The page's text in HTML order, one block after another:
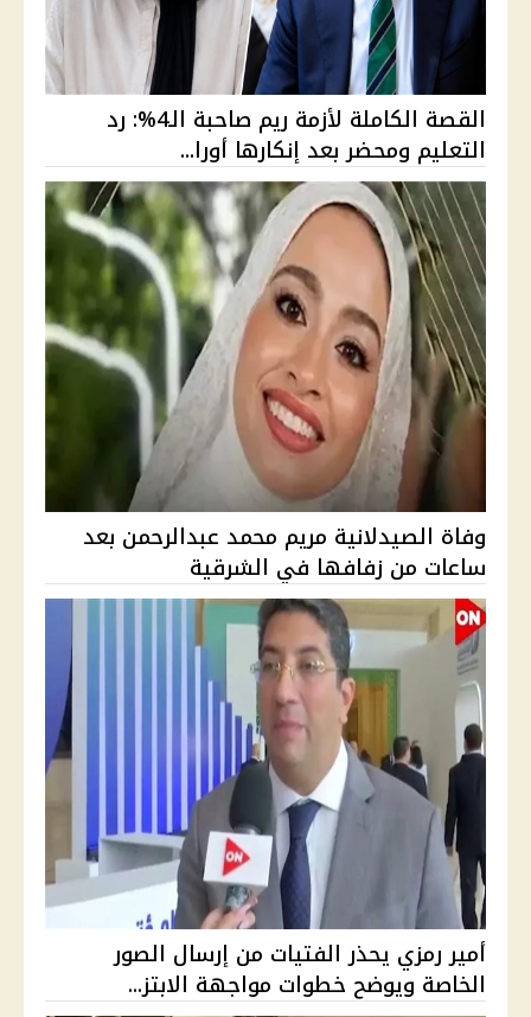
القصة الكاملة لأزمة ريم صاحبة الـ4%: رد
التعليم ومحضر بعد إنكارها أورا...
وفاة الصيدلانية مريم محمد عبدالرحمن بعد
ساعات من زفافها في الشرقية
أمير رمزي يحذر الفتيات من إرسال الصور
الخاصة ويوضح خطوات مواجهة الابتز...